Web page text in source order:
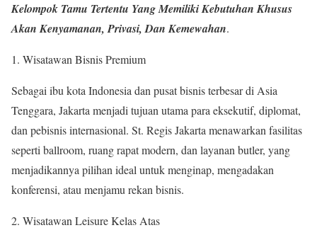
Kelompok Tamu Tertentu Yang Memiliki Kebutuhan Khusus
Akan Kenyamanan, Privasi, Dan Kemewahan.
Wisatawan Bisnis Premium
Sebagai ibu kota Indonesia dan pusat bisnis terbesar di Asia
Tenggara, Jakarta menjadi tujuan utama para eksekutif, diplomat,
dan pebisnis internasional. St. Regis Jakarta menawarkan fasilitas
seperti ballroom, ruang rapat modern, dan layanan butler, yang
menjadikannya pilihan ideal untuk menginap, mengadakan
konferensi, atau menjamu rekan bisnis.
Wisatawan Leisure Kelas Atas